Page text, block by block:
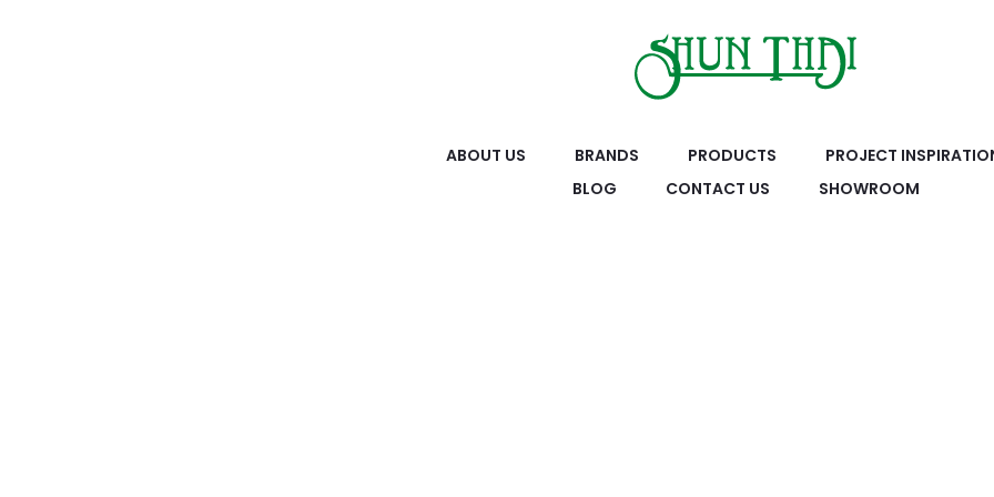
ABOUT US BRANDS PRODUCTS
PROJECT
BLOG
CONTACT US SHOWROOM